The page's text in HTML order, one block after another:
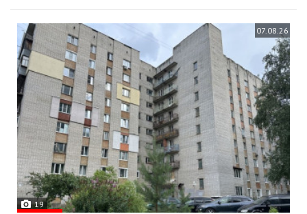
07.08.26
19